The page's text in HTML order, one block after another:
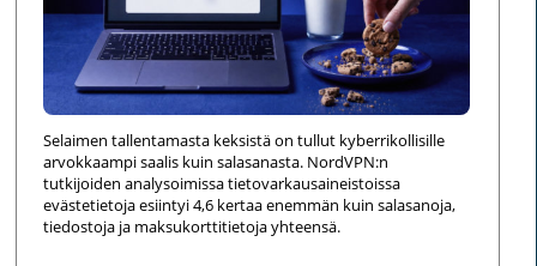
Selaimen tallentamasta keksistä on tullut kyberrikollisille
arvokkaampi saalis kuin salasanasta. NordVPN:n
tutkijoiden analysoimissa tietovarkausaineistoissa
evästetietoja esiintyi 4,6 kertaa enemmän kuin salasanoja,
tiedostoja ja maksukorttitietoja yhteensä.